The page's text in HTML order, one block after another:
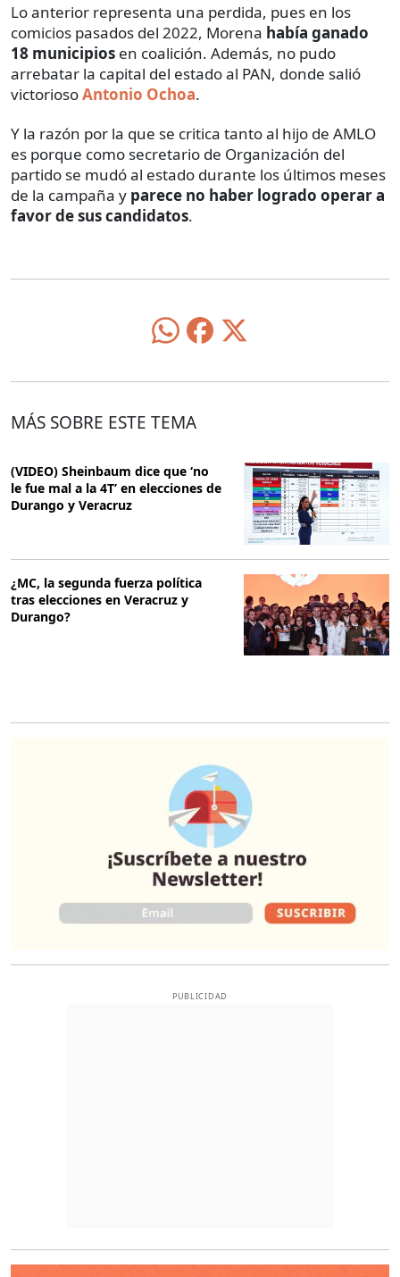
Lo anterior representa una perdida, pues en los
comicios pasados del 2022, Morena había ganado
18 municipios en coalición. Además, no pudo
arrebatar la capital del estado al PAN, donde salió
victoriosoAntonio Ochoa.
Y la razón por la que se critica tanto al hijo de AMLO
es porque como secretario de Organización del
partido se mudó al estado durante los últimos meses
de la campaña y parece no haber logrado operar a
favor de sus candidatos.
MÁS SOBRE ESTE TEMA
(VIDEO) Sheinbaum dice que ‘no
le fue mal a la 4T’ en elecciones de
Durango y Veracruz
¿MC, la segunda fuerza política
tras elecciones en Veracruz y
Durango?
PUBLICIDAD